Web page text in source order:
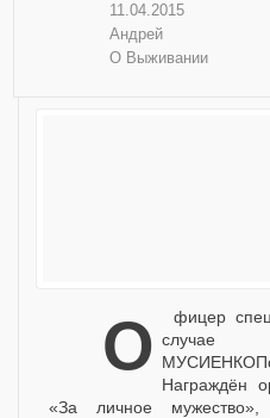
11.04.2015
Андрей
О Выживании
Офицер спецназа ГРУ о выживании в
Награждён
«За личное